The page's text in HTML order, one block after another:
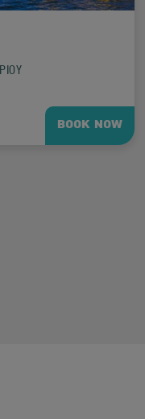
BOOK NOW